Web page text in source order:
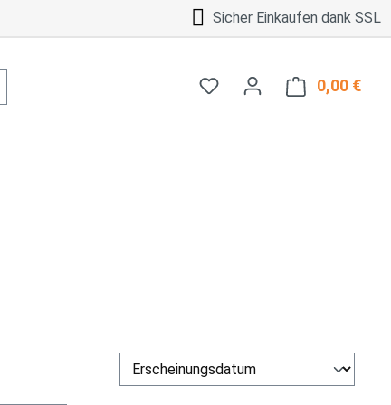
Sicher Einkaufen dank SSL
0,00 €